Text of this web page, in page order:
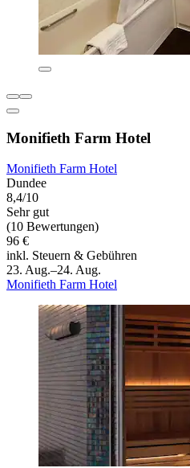
Monifieth Farm Hotel
Monifieth Farm Hotel
Dundee
8,4/10
Sehr gut
(10 Bewertungen)
96 €
inkl. Steuern & Gebühren
23. Aug.–24. Aug.
Monifieth Farm Hotel